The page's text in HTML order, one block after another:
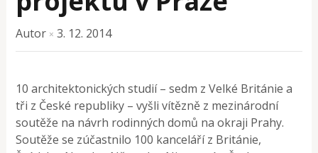
Autor × 3. 12. 2014
10 architektonických studií – sedm z Velké Británie a
tři z České republiky – vyšli vítězně z mezinárodní
soutěže na návrh rodinných domů na okraji Prahy.
Soutěže se zúčastnilo 100 kanceláří z Británie,